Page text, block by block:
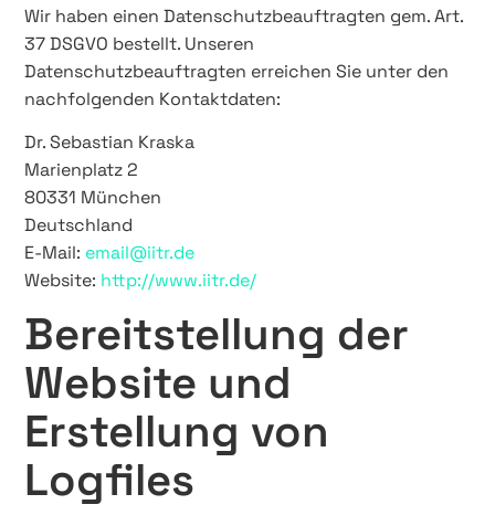
Wir haben einen Datenschutzbeauftragten gem. Art.
37 DSGVO bestellt. Unseren
Datenschutzbeauftragten erreichen Sie unter den
nachfolgenden Kontaktdaten:
Dr. Sebastian Kraska
Marienplatz 2
80331 München
Deutschland
E-Mail: email@iitr.de
Website: http://www.iitr.de/
Bereitstellung der
Website und
Erstellung von
Logfiles